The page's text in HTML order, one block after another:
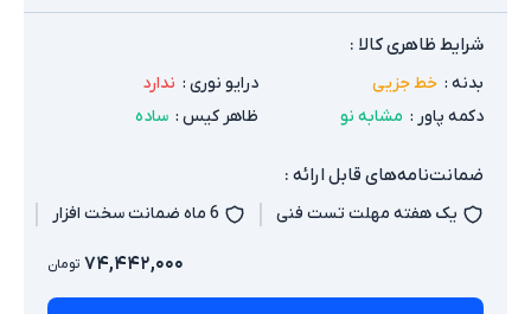
شرایط ظاهری کالا :
بدنه : خط جزیی درایو نوری : ندارد
دکمه پاور : مشابه نو ظاهر کیس : ساده
ضمانت‌نامه‌های قابل ارائه :
یک هفته مهلت تست فنی 6 ماه ضمانت سخت افزار
۷۴,۴۴۲,۰۰۰ تومان